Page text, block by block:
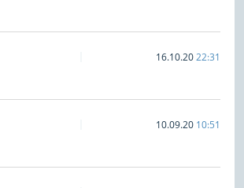
16.10.2022:31
10.09.20 10:51